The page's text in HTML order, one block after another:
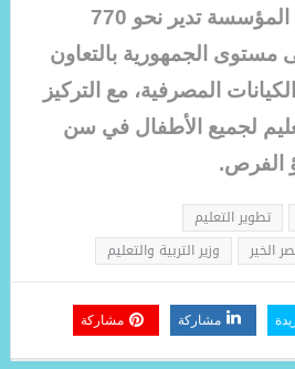
وأوضح “رفاعي” أن المؤسسة تدير نحو 770
الجمهورية بالتعاون
المصرفية، مع التركيز
لجميع الأطفال في سن
الفرص.
تطوير التعليم
الخير وزير التربية والتعليم
مشاركة مشاركة